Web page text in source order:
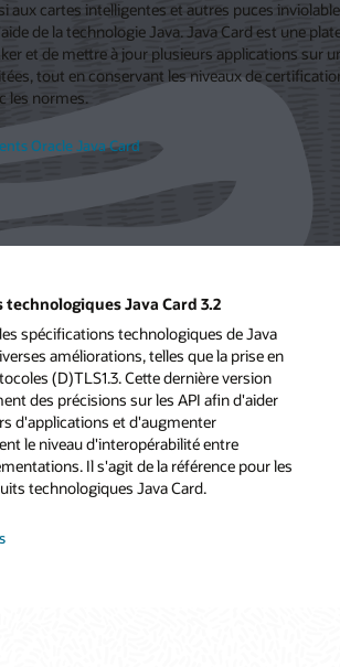
aux cartes intelligentes et autres puces
de la technologie Java. Java Card est une
et de mettre à jour plusieurs applications sur
tout en conservant les niveaux de
les normes.
Oracle Java Card
Java Card 3.2
spécifications technologiques de Java
améliorations, telles que la prise en
(D)TLS1.3. Cette dernière version
des précisions sur les API afin d'aider
d'applications et d'augmenter
le niveau d'interopérabilité entre
Il s'agit de la référence pour les
technologiques Java Card.